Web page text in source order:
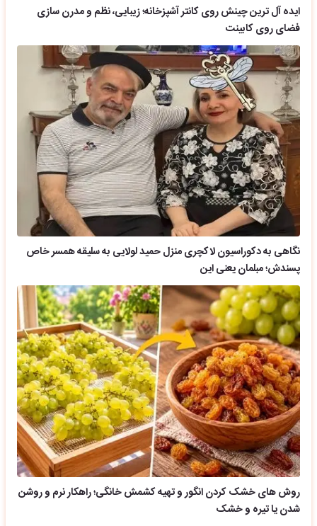
ایده آل ترین چینش روی کانتر آشپزخانه؛ زیبایی، نظم و مدرن سازی
فضای روی کابینت
نگاهی به دکوراسیون لاکچری منزل حمید لولایی به سلیقه همسر خاص
پسندش؛ مبلمان یعنی این
روش های خشک کردن انگور و تهیه کشمش خانگی؛ راهکار نرم و روشن
شدن یا تیره و خشک